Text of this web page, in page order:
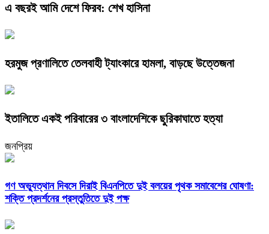
এ বছরই আমি দেশে ফিরব: শেখ হাসিনা
হরমুজ প্রণালিতে তেলবাহী ট্যাংকারে হামলা, বাড়ছে উত্তেজনা
ইতালিতে একই পরিবারের ৩ বাংলাদেশিকে ছুরিকাঘাতে হত্যা
জনপ্রিয়
গণ অভ্যুত্থান দিবসে দিরাই বিএনপিতে দুই বলয়ের পৃথক সমাবেশের ঘোষণা:
শক্তি প্রদর্শনের প্রস্তুতিতে দুই পক্ষ